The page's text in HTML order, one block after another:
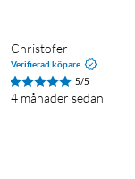
Christofer
Verifierad köpare
5/5
4 månader sedan